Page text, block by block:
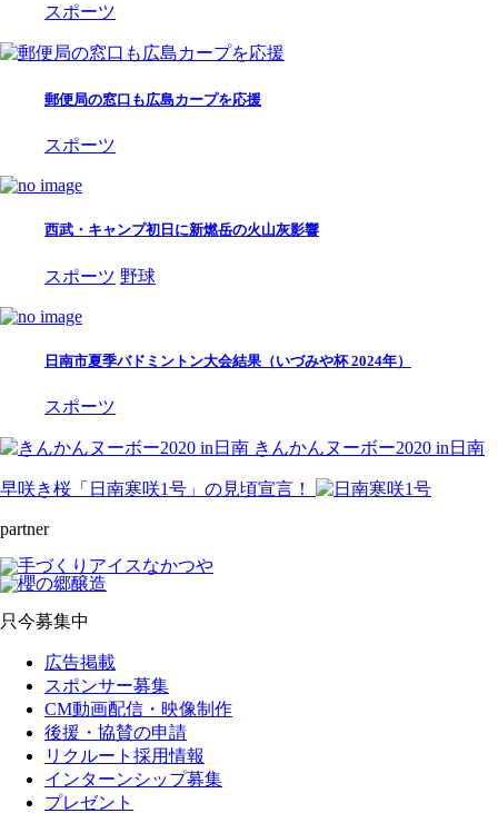
スポーツ
郵便局の窓口も広島カープを応援
スポーツ
西武・キャンプ初日に新燃岳の火山灰影響
スポーツ 野球
日南市夏季バドミントン大会結果（いづみや杯 2024年）
スポーツ
きんかんヌーボー2020 in日南
早咲き桜「日南寒咲1号」の見頃宣言！
partner
只今募集中
広告掲載
スポンサー募集
CM動画配信・映像制作
後援・協賛の申請
リクルート採用情報
インターンシップ募集
プレゼント